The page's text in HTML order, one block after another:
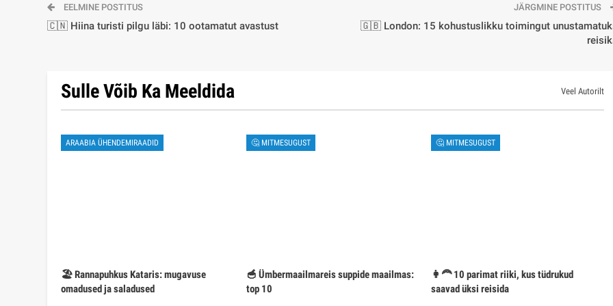
EELMINE POSTITUS
🇨🇳 Hiina turisti pilgu läbi: 10 ootamatut avastust
JÄRGMINE POSTITUS
🇬🇧 London: 15 kohustuslikku toimingut
Sulle Võib Ka Meeldida Veel Autorilt
ARAABIA ÜHENDEMIRAADID
🏖️ Rannapuhkus Kataris: mugavuse
omadused ja saladused
🤔 MITMESUGUST
🥣 Ümbermaailmareis suppide maailmas:
top 10
🤔 MITMESUGUST
👩‍🦰 10 parimat riiki, kus tüdrukud
saavad üksi reisida